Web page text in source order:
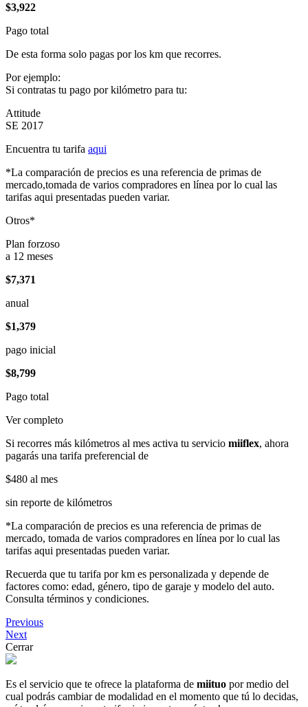
$3,922
Pago total
De esta forma solo pagas por los km que recorres.
Por ejemplo:
Si contratas tu pago por kilómetro para tu:
Attitude
SE 2017
Encuentra tu tarifa aqui
*La comparación de precios es una referencia de primas de
mercado,tomada de varios compradores en línea por lo cual las
tarifas aqui presentadas pueden variar.
Otros*
Plan forzoso
a 12 meses
$7,371
anual
$1,379
pago inicial
$8,799
Pago total
Ver completo
Si recorres más kilómetros al mes activa tu servicio miiflex, ahora
pagarás una tarifa preferencial de
$480 al mes
sin reporte de kilómetros
*La comparación de precios es una referencia de primas de
mercado, tomada de varios compradores en línea por lo cual las
tarifas aqui presentadas pueden variar.
Recuerda que tu tarifa por km es personalizada y depende de
factores como: edad, género, tipo de garaje y modelo del auto.
Consulta términos y condiciones.
Previous
Next
Cerrar
Es el servicio que te ofrece la plataforma de miituo por medio del
cual podrás cambiar de modalidad en el momento que tú lo decidas,